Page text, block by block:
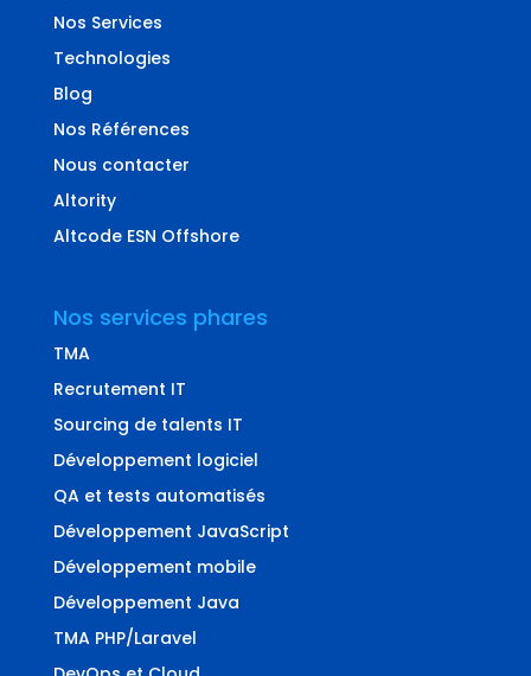
Nos Services
Technologies
Blog
Nos Références
Nous contacter
Altority
Altcode ESN Offshore
Nos services phares
TMA
Recrutement IT
Sourcing de talents IT
Développement logiciel
QA et tests automatisés
Développement JavaScript
Développement mobile
Développement Java
TMA PHP/Laravel